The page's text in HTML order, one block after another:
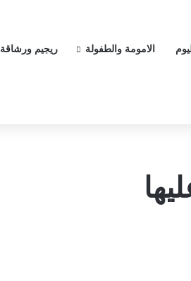
الامومة والطفولة ريجيم ورشاقة